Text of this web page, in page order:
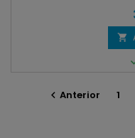

 Anterior 1